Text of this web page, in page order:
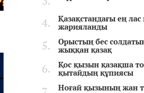
Қазақстандағы ең лас
жарияланды
Орыстың бес
жыққан қазақ
Қос қызын қазақша
қытайдың құпиясы
Ноғай қызының жан